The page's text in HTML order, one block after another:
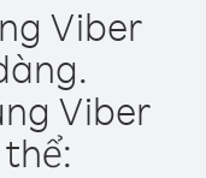
Viber
Viber